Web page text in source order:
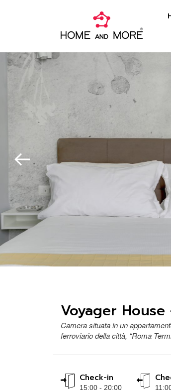
Voyager
Camera situata in un
ferroviario della città, “Roma
Check-in
15:00 - 20:00